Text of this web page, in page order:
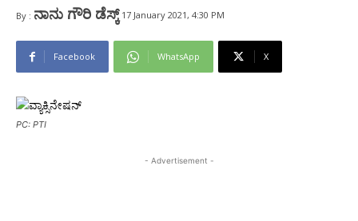
By : ನಾನು ಗೌರಿ ಡೆಸ್ಕ್ 17 January 2021, 4:30 PM
Facebook WhatsApp X
PC: PTI
- Advertisement -